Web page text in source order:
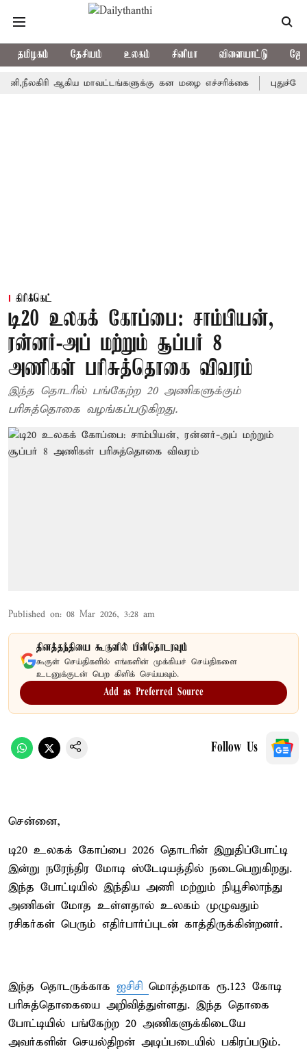
தமிழகம் தேசியம் உலகம் சினிமா விளையாட்டு
ஆகிய மாவட்டங்களுக்கு கன மழை எச்சரிக்கை புதுச்சேரி
கிரிக்கெட்
டி20 உலகக் கோப்பை: சாம்பியன்,
ரன்னர்-அப் மற்றும் சூப்பர் 8
அணிகள் பரிசுத்தொகை விவரம்
இந்த தொடரில் பங்கேற்ற 20 அணிகளுக்கும்
பரிசுத்தொகை வழங்கப்படுகிறது.
Published on: 08 Mar 2026, 3:28 am
தினத்தந்தியை கூகுளில் பின்தொடரவும்
கூகுள் செய்திகளில் எங்களின் முக்கியச் செய்திகளை
உடனுக்குடன் பெற கிளிக் செய்யவும்.
Add as Preferred Source
Follow Us
சென்னை,
டி20 உலகக் கோப்பை 2026 தொடரின் இறுதிப்போட்டி
இன்று நரேந்திர மோடி ஸ்டேடியத்தில் நடைபெறுகிறது.
இந்த போட்டியில் இந்திய அணி மற்றும் நியூசிலாந்து
அணிகள் மோத உள்ளதால் உலகம் முழுவதும்
ரசிகர்கள் பெரும் எதிர்பார்ப்புடன் காத்திருக்கின்றனர்.
இந்த தொடருக்காக ஐசிசி மொத்தமாக ரூ.123 கோடி
பரிசுத்தொகையை அறிவித்துள்ளது. இந்த தொகை
போட்டியில் பங்கேற்ற 20 அணிகளுக்கிடையே
அவர்களின் செயல்திறன் அடிப்படையில் பகிரப்படும்.